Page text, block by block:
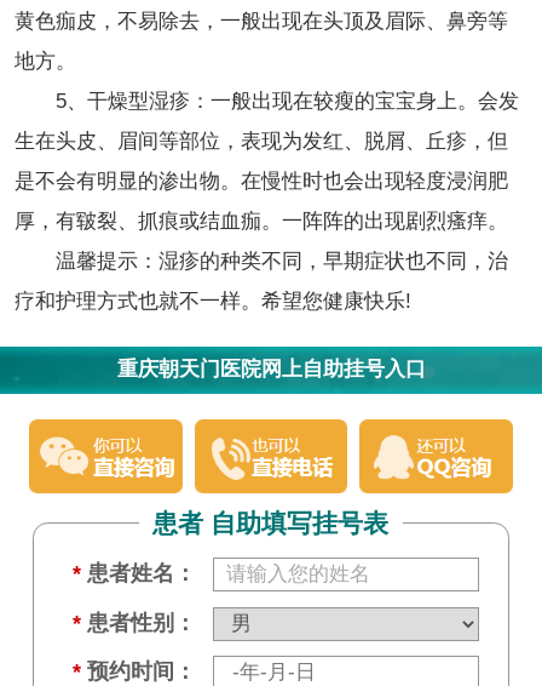
黄色痂皮，不易除去，一般出现在头顶及眉际、鼻旁等
地方。
5、干燥型湿疹：一般出现在较瘦的宝宝身上。会发
生在头皮、眉间等部位，表现为发红、脱屑、丘疹，但
是不会有明显的渗出物。在慢性时也会出现轻度浸润肥
厚，有皲裂、抓痕或结血痂。一阵阵的出现剧烈瘙痒。
温馨提示：湿疹的种类不同，早期症状也不同，治
疗和护理方式也就不一样。希望您健康快乐!
重庆朝天门医院网上自助挂号入口
患者 自助填写挂号表
* 患者姓名：
* 患者性别：
* 预约时间：